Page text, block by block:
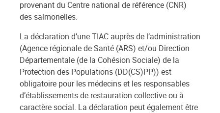
provenant du Centre national de référence (CNR)
des salmonelles.
La déclaration d’une TIAC auprès de l’administration
(Agence régionale de Santé (ARS) et/ou Direction
Départementale (de la Cohésion Sociale) de la
Protection des Populations (DD(CS)PP)) est
obligatoire pour les médecins et les responsables
d’établissements de restauration collective ou à
caractère social. La déclaration peut également être